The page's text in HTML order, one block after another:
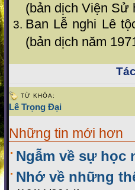
(bản dịch Viện Sử
Ban Lễ nghi Lê
(bản dịch năm
TỪ KHÓA:
Lê Trọng Đại
Những tin mới hơn
Ngẫm về sự học
Nhớ về những